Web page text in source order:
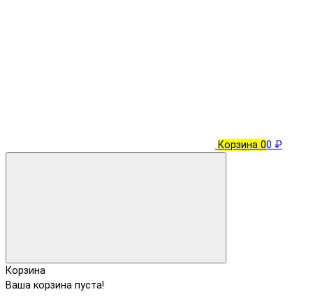
Корзина 00 ₽
Корзина
Ваша корзина пуста!